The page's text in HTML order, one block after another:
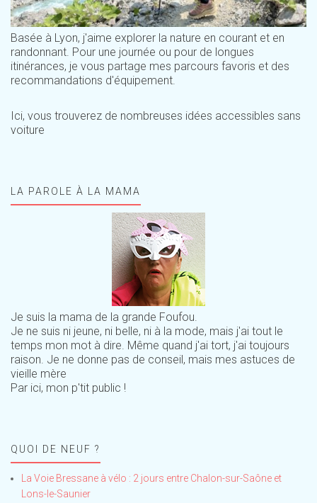
Basée à Lyon, j'aime explorer la nature en courant et en
randonnant. Pour une journée ou pour de longues
itinérances, je vous partage mes parcours favoris et des
recommandations d'équipement.
Ici, vous trouverez de nombreuses idées accessibles sans
voiture
LA PAROLE À LA MAMA
Je suis la mama de la grande Foufou.
Je ne suis ni jeune, ni belle, ni à la mode, mais j'ai tout le
temps mon mot à dire. Même quand j'ai tort, j'ai toujours
raison. Je ne donne pas de conseil, mais mes astuces de
vieille mère
Par ici, mon p'tit public !
QUOI DE NEUF ?
La Voie Bressane à vélo : 2 jours entre Chalon-sur-Saône et
Lons-le-Saunier